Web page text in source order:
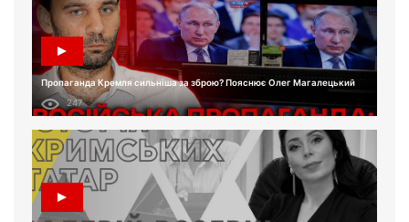
Пропаганда Кремля сильніша за зброю? Пояснює Олег Магалецький
247